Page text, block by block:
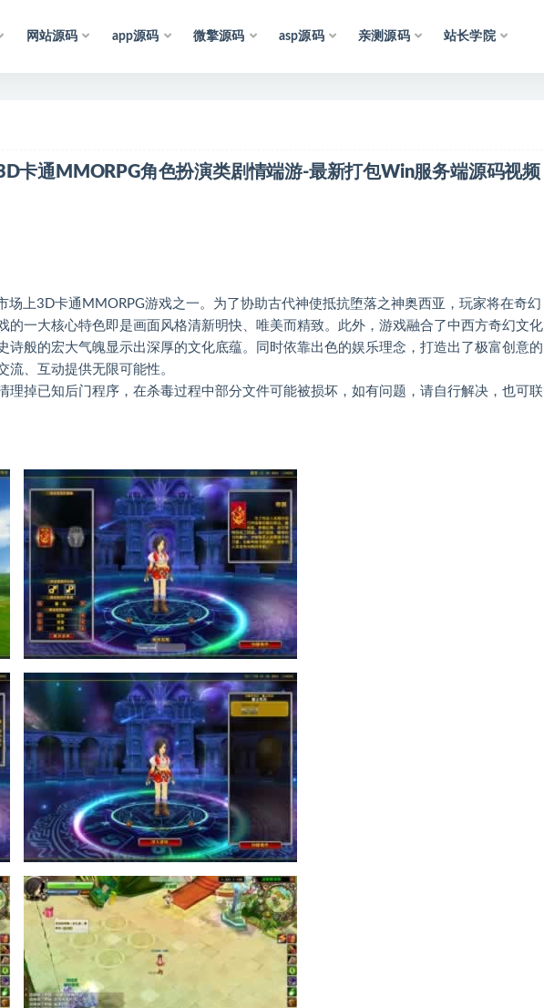
网站源码 app源码 微擎源码 asp源码 亲测源码 站长学院
卡通MMORPG角色扮演类剧情端游-最新打包Win服务端源码视频
上3D卡通MMORPG游戏之一。为了协助古代神使抵抗堕落之神奥西亚，玩家将在奇幻
的一大核心特色即是画面风格清新明快、唯美而精致。此外，游戏融合了中西方奇幻文化
诗般的宏大气魄显示出深厚的文化底蕴。同时依靠出色的娱乐理念，打造出了极富创意的
、互动提供无限可能性。
理掉已知后门程序，在杀毒过程中部分文件可能被损坏，如有问题，请自行解决，也可联